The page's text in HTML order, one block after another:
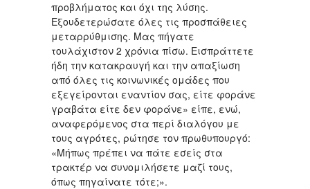
προβλήματος και όχι της λύσης.
Εξουδετερώσατε όλες τις προσπάθειες
μεταρρύθμισης. Μας πήγατε
τουλάχιστον 2 χρόνια πίσω. Εισπράττετε
ήδη την κατακραυγή και την απαξίωση
από όλες τις κοινωνικές ομάδες που
εξεγείρονται εναντίον σας, είτε φοράνε
γραβάτα είτε δεν φοράνε» είπε, ενώ,
αναφερόμενος στα περί διαλόγου με
τους αγρότες, ρώτησε τον πρωθυπουργό:
«Μήπως πρέπει να πάτε εσείς στα
τρακτέρ να συνομιλήσετε μαζί τους,
όπως πηγαίνατε τότε;».